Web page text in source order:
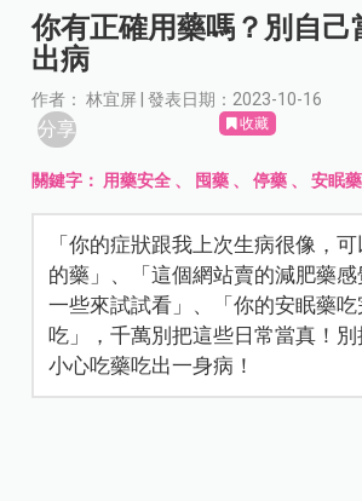
你有正確用藥嗎？別自己
出病
作者： 林宜屏 | 發表日期：2023-10-16
分享 收藏
關鍵字： 用藥安全 、 囤藥 、停藥 、安眠藥
「你的症狀跟我上次生病很像，
的藥」、「這個網站賣的減肥藥
一些來試試看」、「你的安眠藥
吃」，千萬別把這些日常當真！別
小心吃藥吃出一身病！